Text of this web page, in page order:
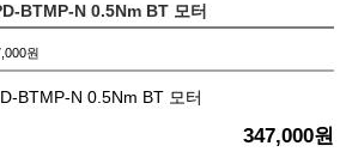
BTMP-N 0.5Nm BT 모터
원
BTMP-N 0.5Nm BT 모터
347,000원